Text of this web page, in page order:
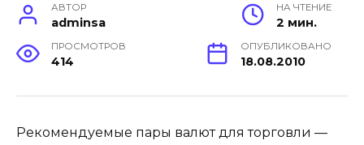
АВТОР
adminsa
НА ЧТЕНИЕ
2 мин.
ПРОСМОТРОВ
414
ОПУБЛИКОВАНО
18.08.2010
Рекомендуемые пары валют для торговли —